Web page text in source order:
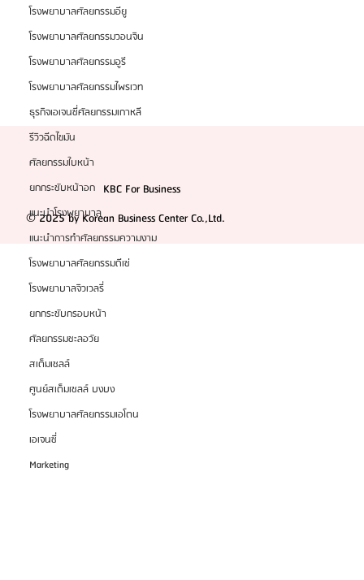
โรงพยาบาลศัลยกรรมอียู
โรงพยาบาลศัลยกรรมวอนจิน
โรงพยาบาลศัลยกรรมอูรี
โรงพยาบาลศัลยกรรมไพรเวท
ธุรกิจเอเจนซี่ศัลยกรรมเกาหลี
รีวิวฉีดไขมัน
ศัลยกรรมใบหน้า
ยกกระชับหน้าอก
แนะนำโรงพยาบาล
แนะนำการทำศัลยกรรมความงาม
โรงพยาบาลศัลยกรรมดีเซ่
โรงพยาบาลจิวเวลรี่
ยกกระชับกรอบหน้า
ศัลยกรรมชะลอวัย
สเต็มเซลล์
ศูนย์สเต็มเซลล์ บงบง
โรงพยาบาลศัลยกรรมเอโตน
เอเจนซี่
Marketing
KBC For Business
© 2025 by Korean Business Center Co.,Ltd.